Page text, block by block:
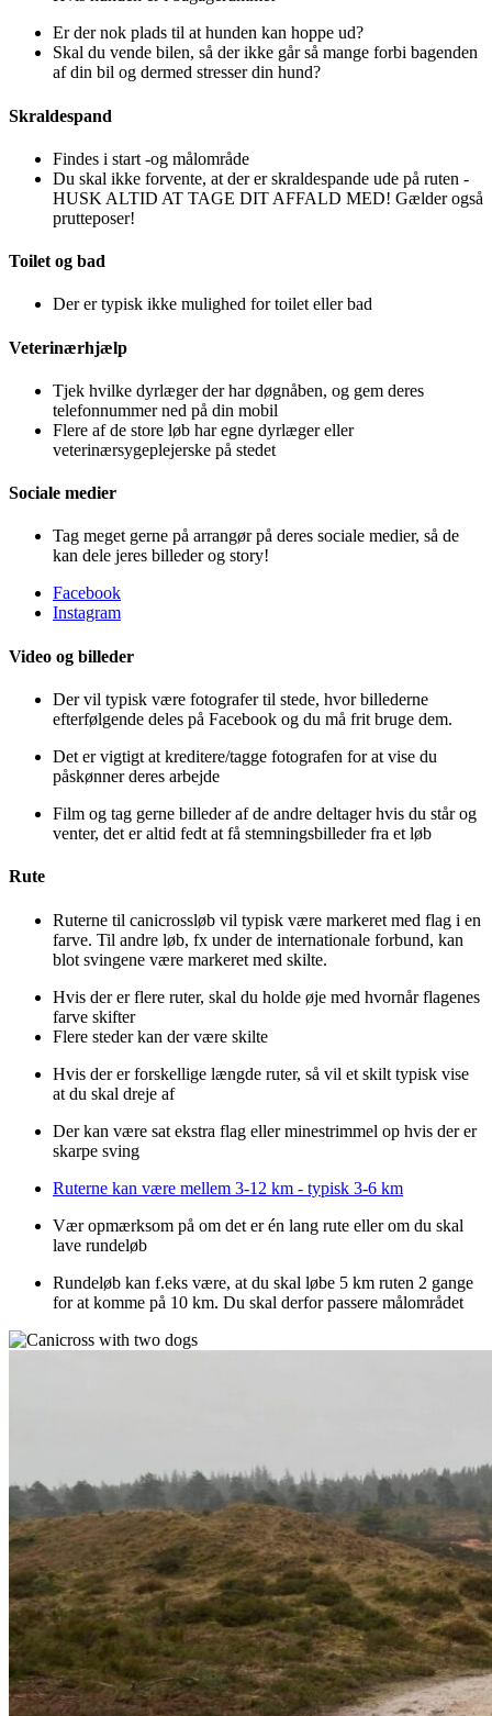
Er der nok plads til at hunden kan hoppe ud?
Skal du vende bilen, så der ikke går så mange forbi bagenden
af din bil og dermed stresser din hund?
Skraldespand
Findes i start -og målområde
Du skal ikke forvente, at der er skraldespande ude på ruten -
HUSK ALTID AT TAGE DIT AFFALD MED! Gælder også
prutteposer!
Toilet og bad
Der er typisk ikke mulighed for toilet eller bad
Veterinærhjælp
Tjek hvilke dyrlæger der har døgnåben, og gem deres
telefonnummer ned på din mobil
Flere af de store løb har egne dyrlæger eller
veterinærsygeplejerske på stedet
Sociale medier
Tag meget gerne på arrangør på deres sociale medier, så de
kan dele jeres billeder og story!
Facebook
Instagram
Video og billeder
Der vil typisk være fotografer til stede, hvor billederne
efterfølgende deles på Facebook og du må frit bruge dem.
Det er vigtigt at kreditere/tagge fotografen for at vise du
påskønner deres arbejde
Film og tag gerne billeder af de andre deltager hvis du står og
venter, det er altid fedt at få stemningsbilleder fra et løb
Rute
Ruterne til canicrossløb vil typisk være markeret med flag i en
farve. Til andre løb, fx under de internationale forbund, kan
blot svingene være markeret med skilte.
Hvis der er flere ruter, skal du holde øje med hvornår flagenes
farve skifter
Flere steder kan der være skilte
Hvis der er forskellige længde ruter, så vil et skilt typisk vise
at du skal dreje af
Der kan være sat ekstra flag eller minestrimmel op hvis der er
skarpe sving
Ruterne kan være mellem 3-12 km - typisk 3-6 km
Vær opmærksom på om det er én lang rute eller om du skal
lave rundeløb
Rundeløb kan f.eks være, at du skal løbe 5 km ruten 2 gange
for at komme på 10 km. Du skal derfor passere målområdet